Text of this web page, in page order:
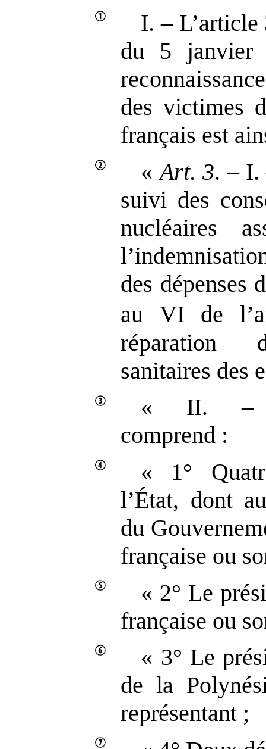
I. – L’article
du 5 janvier
des victimes
français est
«Art. 3. – I.
suivi des
nucléaires
des dépenses
au VI de
réparation
sanitaires des
« II. –
comprend :
« 1°
l’État, dont
du
française ou
« 2° Le
française ou
« 3° Le
de la
représentant ;